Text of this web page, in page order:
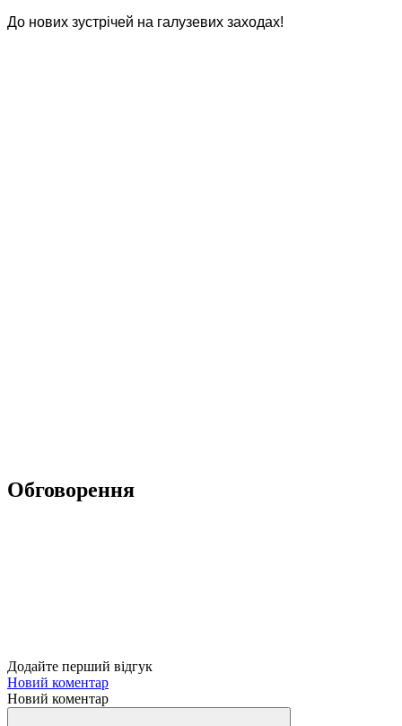
До нових зустрічей на галузевих заходах!
Обговорення
Додайте перший відгук
Новий коментар
Новий коментар